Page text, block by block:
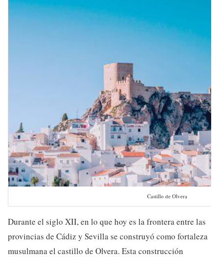
Castillo de Olvera
Durante el siglo XII, en lo que hoy es la frontera entre las
provincias de Cádiz y Sevilla se construyó como fortaleza
musulmana el castillo de Olvera. Esta construcción